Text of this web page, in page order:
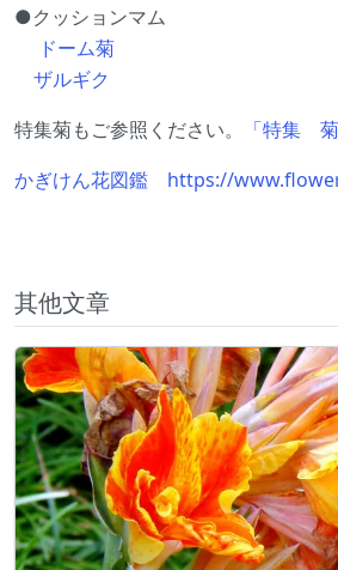
●クッションマム
ドーム菊
ザルギク
特集菊もご参照ください。
「特集 菊
かぎけん花図鑑 https://
其他文章